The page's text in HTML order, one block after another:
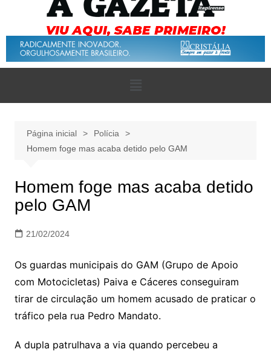
Página inicial
Polícia
Homem foge mas acaba detido pelo GAM
Homem foge mas acaba detido
pelo GAM
21/02/2024
Os guardas municipais do GAM (Grupo de Apoio
com Motocicletas) Paiva e Cáceres conseguiram
tirar de circulação um homem acusado de praticar o
tráfico pela rua Pedro Mandato.
A dupla patrulhava a via quando percebeu a